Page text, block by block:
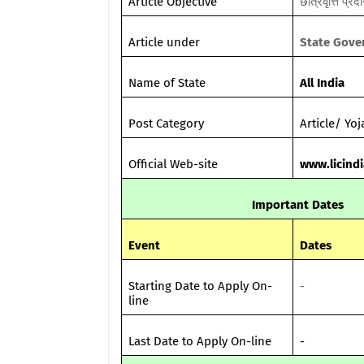
Article under State
Name of State All India
Post Category Article/
Official Web-site
Important Dates
Event Dates
Starting Date to Apply On-
line
-
Last Date to Apply On-line -